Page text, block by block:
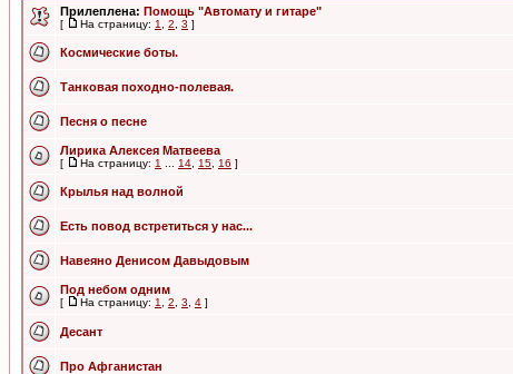
Прилеплена: Помощь "Автомату и гитаре"
[ На страницу: 1 2 3 ]
Космические боты.
Танковая походно-полевая.
Песня о песне
Лирика Алексея Матвеева
[ На страницу: 1 14 15 16 ]
Крылья над волной
Есть повод встретиться у нас...
Навеяно Денисом Давыдовым
Под небом одним
[ На страницу: 1 2 3 4 ]
Десант
Про Афганистан